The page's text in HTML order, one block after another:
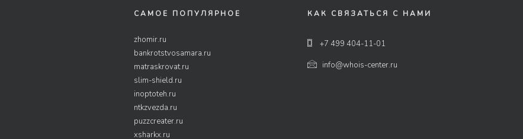
САМОЕ ПОПУЛЯРНОЕ
zhomir.ru
bankrotstvosamara.ru
matraskrovat.ru
slim-shield.ru
inoptoteh.ru
ntkzvezda.ru
puzzcreater.ru
xsharkx.ru
КАК СВЯЗАТЬСЯ С НАМИ
+7 499 404-11-01
info@whois-center.ru